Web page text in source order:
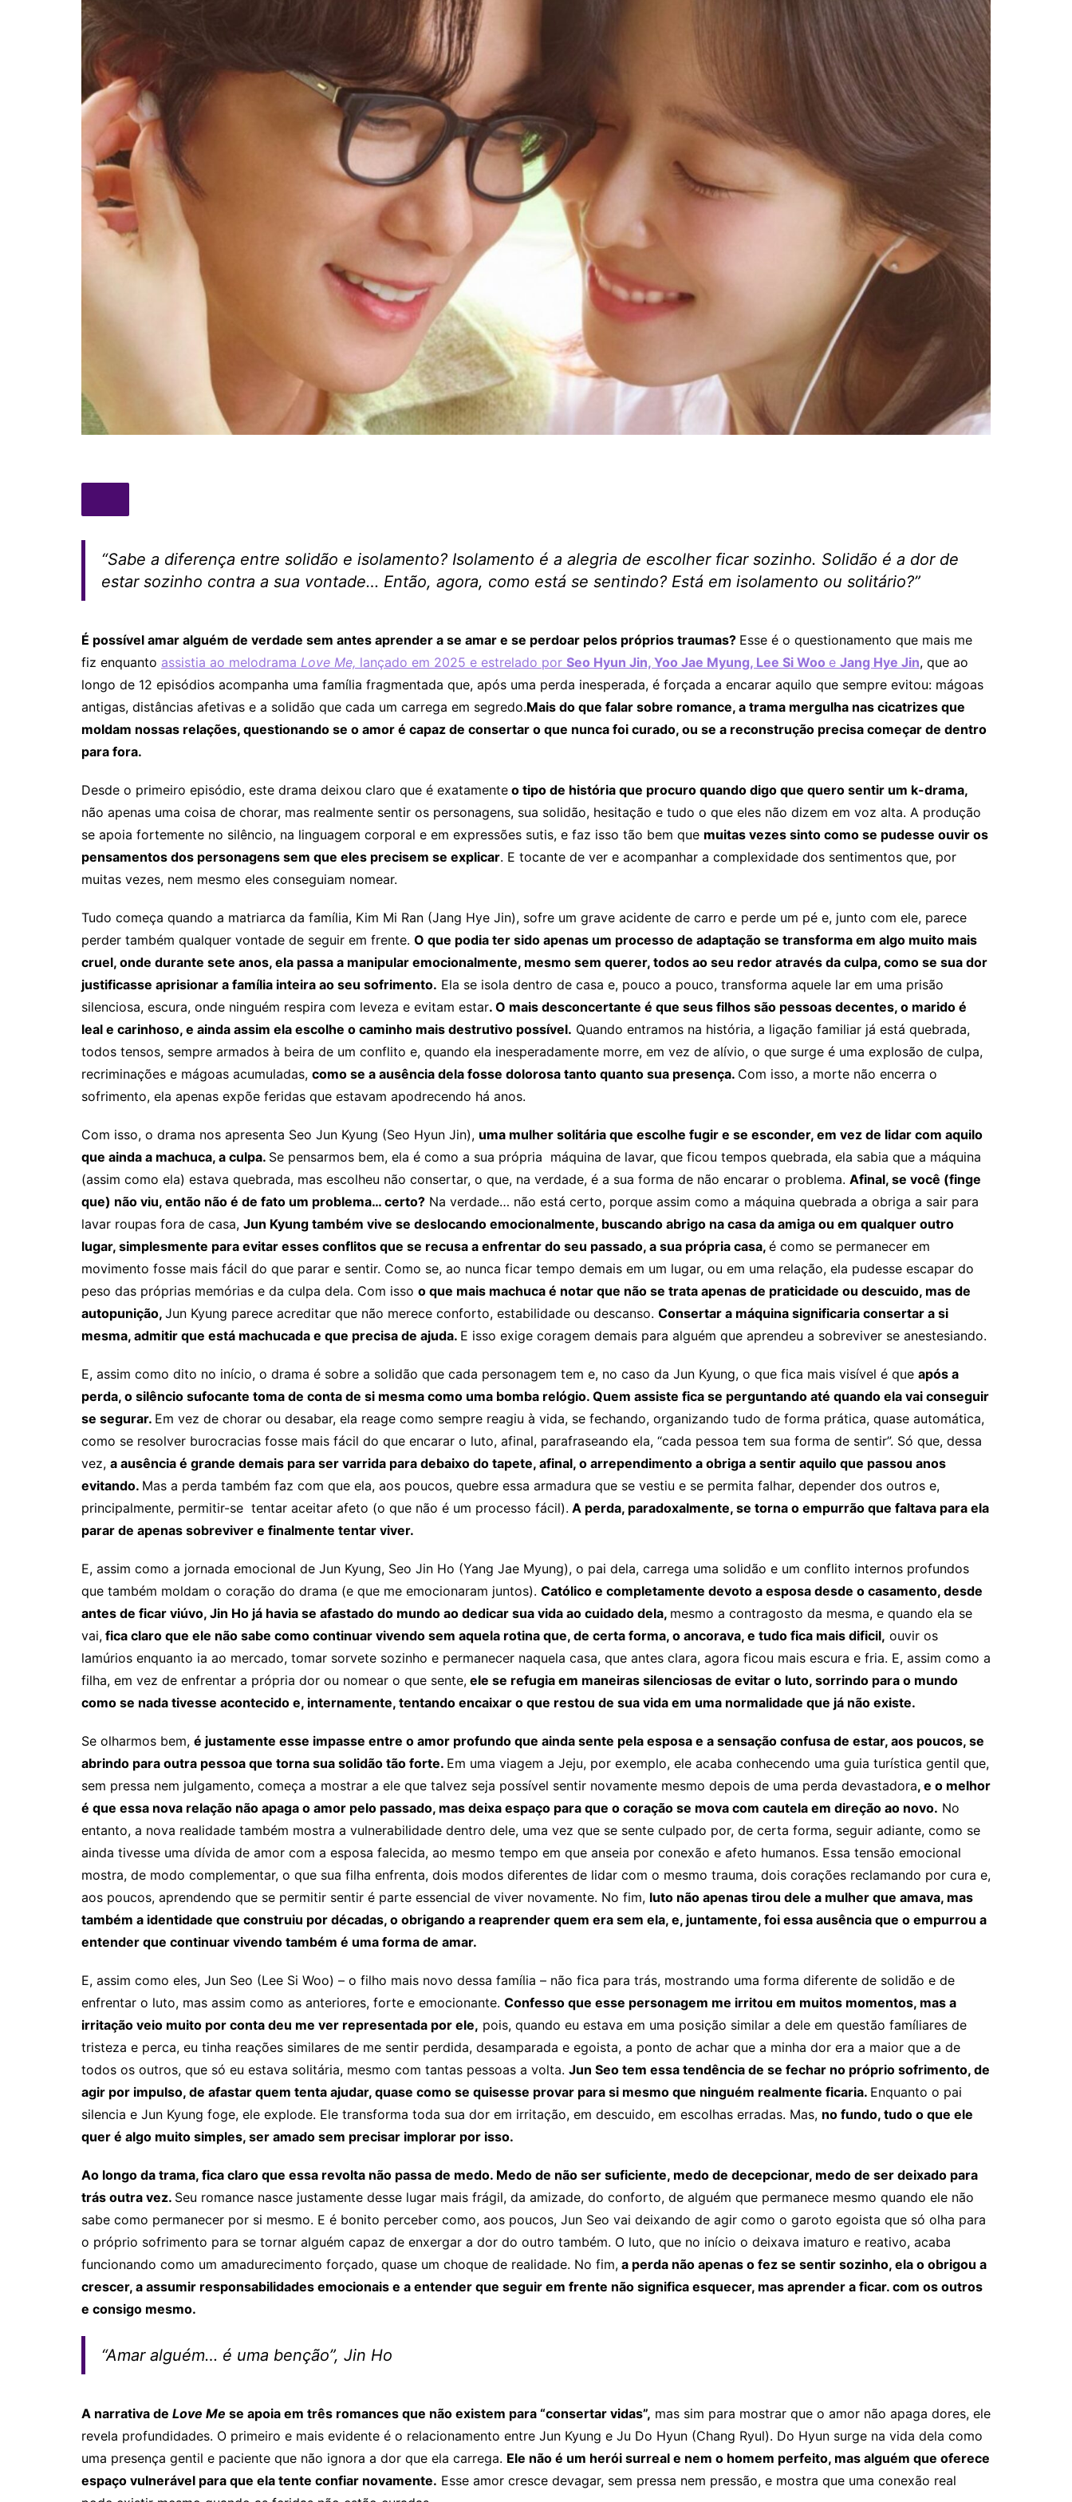
“Sabe a diferença entre solidão e isolamento? Isolamento é a alegria de escolher ficar sozinho. Solidão é a dor de
estar sozinho contra a sua vontade… Então, agora, como está se sentindo? Está em isolamento ou solitário?”
É possível amar alguém de verdade sem antes aprender a se amar e se perdoar pelos próprios traumas? Esse é o questionamento que mais me
fiz enquanto assistia ao melodrama Love Me, lançado em 2025 e estrelado por Seo Hyun Jin, Yoo Jae Myung, Lee Si Woo e Jang Hye Jin, que ao
longo de 12 episódios acompanha uma família fragmentada que, após uma perda inesperada, é forçada a encarar aquilo que sempre evitou: mágoas
antigas, distâncias afetivas e a solidão que cada um carrega em segredo.Mais do que falar sobre romance, a trama mergulha nas cicatrizes que
moldam nossas relações, questionando se o amor é capaz de consertar o que nunca foi curado, ou se a reconstrução precisa começar de dentro
para fora.
Desde o primeiro episódio, este drama deixou claro que é exatamente o tipo de história que procuro quando digo que quero sentir um k-drama,
não apenas uma coisa de chorar, mas realmente sentir os personagens, sua solidão, hesitação e tudo o que eles não dizem em voz alta. A produção
se apoia fortemente no silêncio, na linguagem corporal e em expressões sutis, e faz isso tão bem que muitas vezes sinto como se pudesse ouvir os
pensamentos dos personagens sem que eles precisem se explicar. E tocante de ver e acompanhar a complexidade dos sentimentos que, por
muitas vezes, nem mesmo eles conseguiam nomear.
Tudo começa quando a matriarca da família, Kim Mi Ran (Jang Hye Jin), sofre um grave acidente de carro e perde um pé e, junto com ele, parece
perder também qualquer vontade de seguir em frente. O que podia ter sido apenas um processo de adaptação se transforma em algo muito mais
cruel, onde durante sete anos, ela passa a manipular emocionalmente, mesmo sem querer, todos ao seu redor através da culpa, como se sua dor
justificasse aprisionar a família inteira ao seu sofrimento. Ela se isola dentro de casa e, pouco a pouco, transforma aquele lar em uma prisão
silenciosa, escura, onde ninguém respira com leveza e evitam estar. O mais desconcertante é que seus filhos são pessoas decentes, o marido é
leal e carinhoso, e ainda assim ela escolhe o caminho mais destrutivo possível. Quando entramos na história, a ligação familiar já está quebrada,
todos tensos, sempre armados à beira de um conflito e, quando ela inesperadamente morre, em vez de alívio, o que surge é uma explosão de culpa,
recriminações e mágoas acumuladas, como se a ausência dela fosse dolorosa tanto quanto sua presença. Com isso, a morte não encerra o
sofrimento, ela apenas expõe feridas que estavam apodrecendo há anos.
Com isso, o drama nos apresenta Seo Jun Kyung (Seo Hyun Jin), uma mulher solitária que escolhe fugir e se esconder, em vez de lidar com aquilo
que ainda a machuca, a culpa. Se pensarmos bem, ela é como a sua própria máquina de lavar, que ficou tempos quebrada, ela sabia que a máquina
(assim como ela) estava quebrada, mas escolheu não consertar, o que, na verdade, é a sua forma de não encarar o problema. Afinal, se você (finge
que) não viu, então não é de fato um problema… certo? Na verdade… não está certo, porque assim como a máquina quebrada a obriga a sair para
lavar roupas fora de casa, Jun Kyung também vive se deslocando emocionalmente, buscando abrigo na casa da amiga ou em qualquer outro
lugar, simplesmente para evitar esses conflitos que se recusa a enfrentar do seu passado, a sua própria casa, é como se permanecer em
movimento fosse mais fácil do que parar e sentir. Como se, ao nunca ficar tempo demais em um lugar, ou em uma relação, ela pudesse escapar do
peso das próprias memórias e da culpa dela. Com isso o que mais machuca é notar que não se trata apenas de praticidade ou descuido, mas de
autopunição, Jun Kyung parece acreditar que não merece conforto, estabilidade ou descanso. Consertar a máquina significaria consertar a si
mesma, admitir que está machucada e que precisa de ajuda. E isso exige coragem demais para alguém que aprendeu a sobreviver se anestesiando.
E, assim como dito no início, o drama é sobre a solidão que cada personagem tem e, no caso da Jun Kyung, o que fica mais visível é que após a
perda, o silêncio sufocante toma de conta de si mesma como uma bomba relógio. Quem assiste fica se perguntando até quando ela vai conseguir
se segurar. Em vez de chorar ou desabar, ela reage como sempre reagiu à vida, se fechando, organizando tudo de forma prática, quase automática,
como se resolver burocracias fosse mais fácil do que encarar o luto, afinal, parafraseando ela, “cada pessoa tem sua forma de sentir”. Só que, dessa
vez, a ausência é grande demais para ser varrida para debaixo do tapete, afinal, o arrependimento a obriga a sentir aquilo que passou anos
evitando. Mas a perda também faz com que ela, aos poucos, quebre essa armadura que se vestiu e se permita falhar, depender dos outros e,
principalmente, permitir-se tentar aceitar afeto (o que não é um processo fácil). A perda, paradoxalmente, se torna o empurrão que faltava para ela
parar de apenas sobreviver e finalmente tentar viver.
E, assim como a jornada emocional de Jun Kyung, Seo Jin Ho (Yang Jae Myung), o pai dela, carrega uma solidão e um conflito internos profundos
que também moldam o coração do drama (e que me emocionaram juntos). Católico e completamente devoto a esposa desde o casamento, desde
antes de ficar viúvo, Jin Ho já havia se afastado do mundo ao dedicar sua vida ao cuidado dela, mesmo a contragosto da mesma, e quando ela se
vai, fica claro que ele não sabe como continuar vivendo sem aquela rotina que, de certa forma, o ancorava, e tudo fica mais dificil, ouvir os
lamúrios enquanto ia ao mercado, tomar sorvete sozinho e permanecer naquela casa, que antes clara, agora ficou mais escura e fria. E, assim como a
filha, em vez de enfrentar a própria dor ou nomear o que sente, ele se refugia em maneiras silenciosas de evitar o luto, sorrindo para o mundo
como se nada tivesse acontecido e, internamente, tentando encaixar o que restou de sua vida em uma normalidade que já não existe.
Se olharmos bem, é justamente esse impasse entre o amor profundo que ainda sente pela esposa e a sensação confusa de estar, aos poucos, se
abrindo para outra pessoa que torna sua solidão tão forte. Em uma viagem a Jeju, por exemplo, ele acaba conhecendo uma guia turística gentil que,
sem pressa nem julgamento, começa a mostrar a ele que talvez seja possível sentir novamente mesmo depois de uma perda devastadora, e o melhor
é que essa nova relação não apaga o amor pelo passado, mas deixa espaço para que o coração se mova com cautela em direção ao novo. No
entanto, a nova realidade também mostra a vulnerabilidade dentro dele, uma vez que se sente culpado por, de certa forma, seguir adiante, como se
ainda tivesse uma dívida de amor com a esposa falecida, ao mesmo tempo em que anseia por conexão e afeto humanos. Essa tensão emocional
mostra, de modo complementar, o que sua filha enfrenta, dois modos diferentes de lidar com o mesmo trauma, dois corações reclamando por cura e,
aos poucos, aprendendo que se permitir sentir é parte essencial de viver novamente. No fim, luto não apenas tirou dele a mulher que amava, mas
também a identidade que construiu por décadas, o obrigando a reaprender quem era sem ela, e, juntamente, foi essa ausência que o empurrou a
entender que continuar vivendo também é uma forma de amar.
E, assim como eles, Jun Seo (Lee Si Woo) – o filho mais novo dessa família – não fica para trás, mostrando uma forma diferente de solidão e de
enfrentar o luto, mas assim como as anteriores, forte e emocionante. Confesso que esse personagem me irritou em muitos momentos, mas a
irritação veio muito por conta deu me ver representada por ele, pois, quando eu estava em uma posição similar a dele em questão famíliares de
tristeza e perca, eu tinha reações similares de me sentir perdida, desamparada e egoista, a ponto de achar que a minha dor era a maior que a de
todos os outros, que só eu estava solitária, mesmo com tantas pessoas a volta. Jun Seo tem essa tendência de se fechar no próprio sofrimento, de
agir por impulso, de afastar quem tenta ajudar, quase como se quisesse provar para si mesmo que ninguém realmente ficaria. Enquanto o pai
silencia e Jun Kyung foge, ele explode. Ele transforma toda sua dor em irritação, em descuido, em escolhas erradas. Mas, no fundo, tudo o que ele
quer é algo muito simples, ser amado sem precisar implorar por isso.
Ao longo da trama, fica claro que essa revolta não passa de medo. Medo de não ser suficiente, medo de decepcionar, medo de ser deixado para
trás outra vez. Seu romance nasce justamente desse lugar mais frágil, da amizade, do conforto, de alguém que permanece mesmo quando ele não
sabe como permanecer por si mesmo. E é bonito perceber como, aos poucos, Jun Seo vai deixando de agir como o garoto egoista que só olha para
o próprio sofrimento para se tornar alguém capaz de enxergar a dor do outro também. O luto, que no início o deixava imaturo e reativo, acaba
funcionando como um amadurecimento forçado, quase um choque de realidade. No fim, a perda não apenas o fez se sentir sozinho, ela o obrigou a
crescer, a assumir responsabilidades emocionais e a entender que seguir em frente não significa esquecer, mas aprender a ficar. com os outros
e consigo mesmo.
“Amar alguém… é uma benção”, Jin Ho
A narrativa de Love Me se apoia em três romances que não existem para “consertar vidas”, mas sim para mostrar que o amor não apaga dores, ele
revela profundidades. O primeiro e mais evidente é o relacionamento entre Jun Kyung e Ju Do Hyun (Chang Ryul). Do Hyun surge na vida dela como
uma presença gentil e paciente que não ignora a dor que ela carrega. Ele não é um herói surreal e nem o homem perfeito, mas alguém que oferece
espaço vulnerável para que ela tente confiar novamente. Esse amor cresce devagar, sem pressa nem pressão, e mostra que uma conexão real